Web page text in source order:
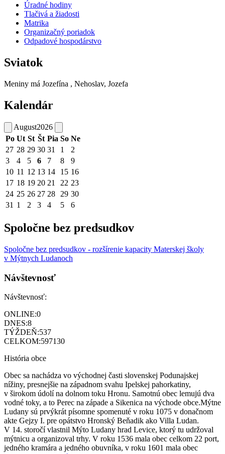
Úradné hodiny
Tlačivá a žiadosti
Matrika
Organizačný poriadok
Odpadové hospodárstvo
Sviatok
Meniny má Jozefína , Nehoslav, Jozefa
Kalendár
August2026
Po Ut St Št Pia So Ne
27 28 29 30 31 1
2
3
4 5 6 7 8
9
10 11 12 13 14 15 16
17 18 19 20 21 22 23
24 25 26 27 28 29 30
31 1 2 3 4 5 6
Spoločne bez predsudkov
Spoločne bez predsudkov - rozšírenie kapacity Materskej školy
v Mýtnych Ludanoch
Návštevnosť
Návštevnosť:
ONLINE:0
DNES:8
TÝŽDEŇ:537
CELKOM:597130
História obce
Obec sa nachádza vo východnej časti slovenskej Podunajskej
nížiny, presnejšie na západnom svahu Ipelskej pahorkatiny,
v širokom údolí na dolnom toku Hronu. Samotnú obec lemujú dva
vodné toky, a to Perec na západe a Sikenica na východe obce.Mýtne
Ludany sú prvýkrát písomne spomenuté v roku 1075 v donačnom
akte Gejzy I. pre opátstvo Hronský Beňadik ako Villa Ludan.
V 14. storočí vlastnil Mýto Ludany hrad Levice, ktorý tu udržoval
mýtnicu a organizoval trhy. V roku 1536 mala obec celkom 22 port,
jedného kramára a jedného obuvníka, v roku 1601 mala obec